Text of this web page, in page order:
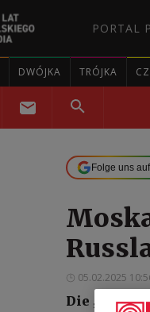
PORTAL
DWÓJKA TRÓJKA
Folge uns
05.02.2025
Die